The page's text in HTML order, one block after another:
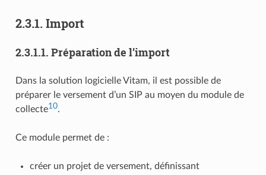
2.3.1. Import
2.3.1.1. Préparation de l’import
Dans la solution logicielle Vitam, il est possible de
préparer le versement d’un SIP au moyen du module de
collecte10.
Ce module permet de :
créer un projet de versement, définissant